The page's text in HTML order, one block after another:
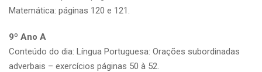
Matemática: páginas 120 e 121.
9º Ano A
Conteúdo do dia: Língua Portuguesa: Orações subordinadas
adverbais – exercícios páginas 50 à 52.